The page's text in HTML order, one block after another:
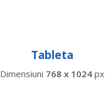
Tableta
Dimensiuni 768 x 1024px